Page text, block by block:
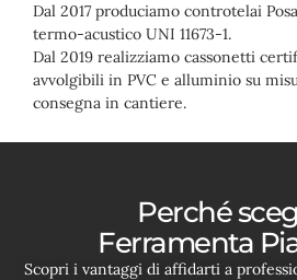
Dal 2017 produciamo controtelai
termo-acustico UNI 11673-1.
Dal 2019 realizziamo cassonetti
avvolgibili in PVC e alluminio su
consegna in cantiere.
Perché
Ferramenta
Scopri i vantaggi di affidarti a